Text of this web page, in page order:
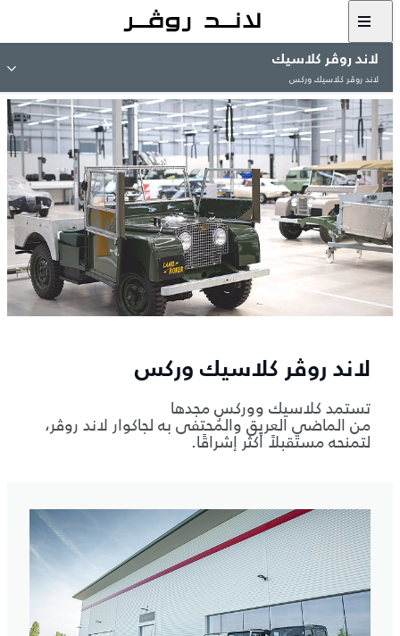
لاند روڤر كلاسيك
لاند روڤر كلاسيك وركس
لاند روڤر كلاسيك وركس
تستمد كلاسيك ووركس مجدها
من الماضي العريق والمُحتفى به لجاكوار لاند روڤر،
لتمنحه مستقبلاً أكثر إشراقًا.